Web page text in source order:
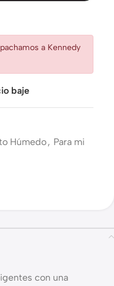
a Kennedy
baje
Húmedo, Para mi
con una